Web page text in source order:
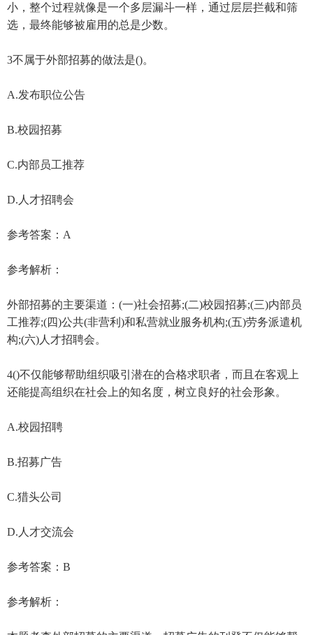
小，整个过程就像是一个多层漏斗一样，通过层层拦截和筛
选，最终能够被雇用的总是少数。
3不属于外部招募的做法是()。
A.发布职位公告
B.校园招募
C.内部员工推荐
D.人才招聘会
参考答案：A
参考解析：
外部招募的主要渠道：(一)社会招募;(二)校园招募;(三)内部员
工推荐;(四)公共(非营利)和私营就业服务机构;(五)劳务派遣机
构;(六)人才招聘会。
4()不仅能够帮助组织吸引潜在的合格求职者，而且在客观上
还能提高组织在社会上的知名度，树立良好的社会形象。
A.校园招聘
B.招募广告
C.猎头公司
D.人才交流会
参考答案：B
参考解析：